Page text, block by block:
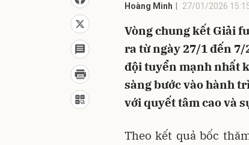
Hoàng Minh 27/01/2026
Vòng chung kết Giải
ra từ ngày 27/1 đến
đội tuyển mạnh nhất
sàng bước vào hành
với quyết tâm cao và
Theo kết quả bốc